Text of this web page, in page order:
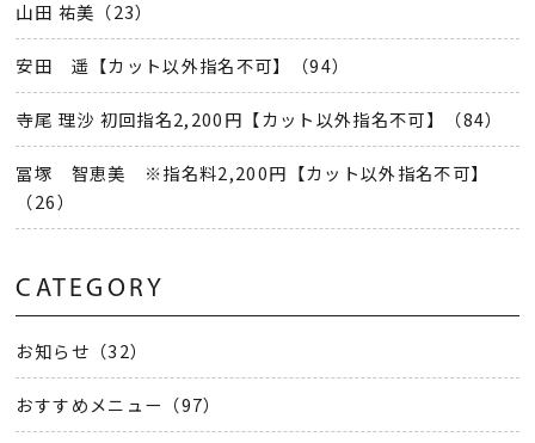
山田 祐美（23）
安田 遥【カット以外指名不可】（94）
寺尾 理沙 初回指名2,200円【カット以外指名不可】（84）
冨塚 智恵美 ※指名料2,200円【カット以外指名不可】
（26）
CATEGORY
お知らせ（32）
おすすめメニュー（97）